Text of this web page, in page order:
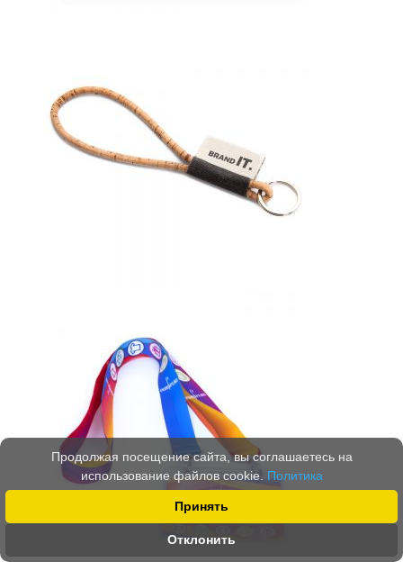
Принять
Отклонить
Продолжая посещение сайта, вы соглашаетесь на
использование файлов cookie. Политика